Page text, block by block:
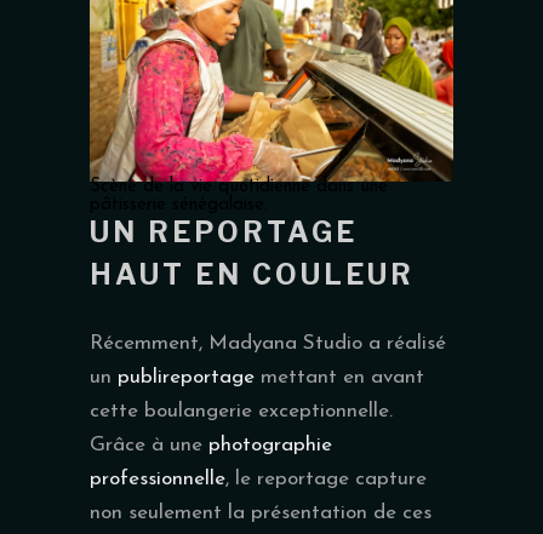
Scène de la vie quotidienne dans une
UN REPORTAGE
HAUT EN COULEUR
Récemment, Madyana Studio a réalisé
un publireportage mettant en avant
cette boulangerie exceptionnelle.
Grâce à une photographie
professionnelle, le reportage capture
non seulement la présentation de ces